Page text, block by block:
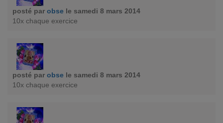
posté par obse le samedi 8 mars 2014
10x chaque exercice
posté par obse le samedi 8 mars 2014
10x chaque exercice